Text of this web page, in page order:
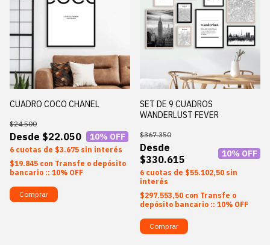
CUADRO COCO CHANEL
$22.050
$24.500
10% OFF
6 $3.675 sin interés
$19.845 con Transfe o depósito
bancario :: 10% OFF
Comprar
SET DE 9 CUADROS
WANDERLUST FEVER
$330.615
$367.350
10% OFF
6 $55.102,50 sin
interés
$297.553,50 con Transfe o
depósito bancario :: 10% OFF
Comprar